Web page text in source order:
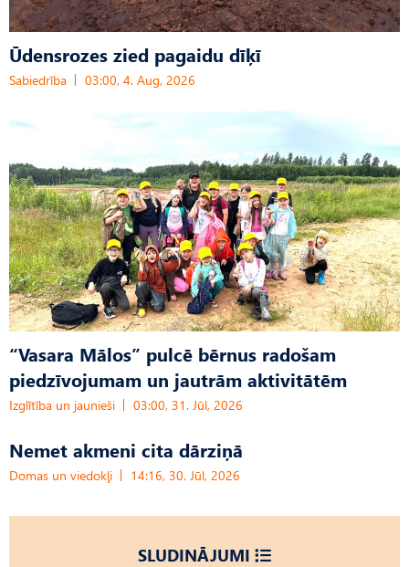
Ūdensrozes zied pagaidu dīķī
Sabiedrība 03:00, 4. Aug, 2026
“Vasara Mālos” pulcē bērnus radošam
piedzīvojumam un jautrām aktivitātēm
Izglītība un jaunieši 03:00, 31. Jūl, 2026
Nemet akmeni cita dārziņā
Domas un viedokļi 14:16, 30. Jūl, 2026
SLUDINĀJUMI